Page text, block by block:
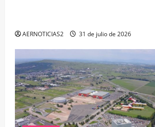
AERNOTICIAS2 31 de julio de 2026